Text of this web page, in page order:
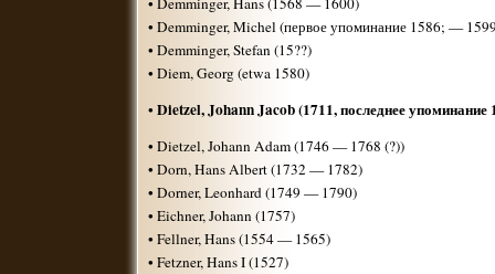
• Demminger, Michel (первое упоминание 1586; —
• Demminger, Stefan (15??)
• Diem, Georg (etwa 1580)
• Dietzel, Johann Jacob (1711, последнее упоминание
• Dietzel, Johann Adam (1746 — 1768 (?))
• Dorn, Hans Albert (1732 — 1782)
• Dorner, Leonhard (1749 — 1790)
• Eichner, Johann (1757)
• Fellner, Hans (1554 — 1565)
• Fetzner, Hans I (1527)